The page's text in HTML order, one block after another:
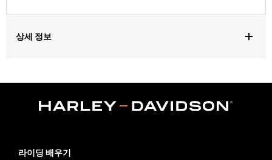
상세 정보
WARRANTY:90 day limited warranty – Go towww.h-
Imported
라이딩 배우기